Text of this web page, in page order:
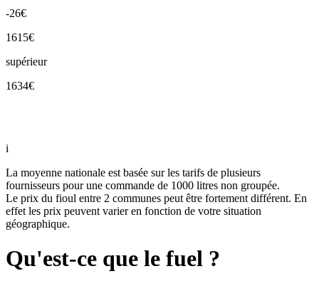
-26€
1615€
supérieur
1634€
i
La moyenne nationale est basée sur les tarifs de plusieurs
fournisseurs pour une commande de 1000 litres non groupée.
Le prix du fioul entre 2 communes peut être fortement différent. En
effet les prix peuvent varier en fonction de votre situation
géographique.
Qu'est-ce que le fuel ?